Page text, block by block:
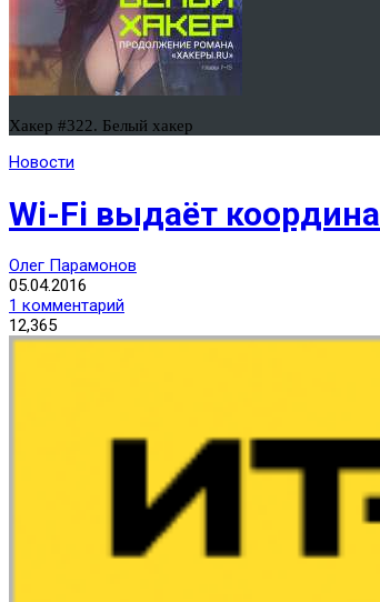
Хакер #322. Белый хакер
Новости
Wi-Fi выдаёт
Олег Парамонов
05.04.2016
1 комментарий
12,365